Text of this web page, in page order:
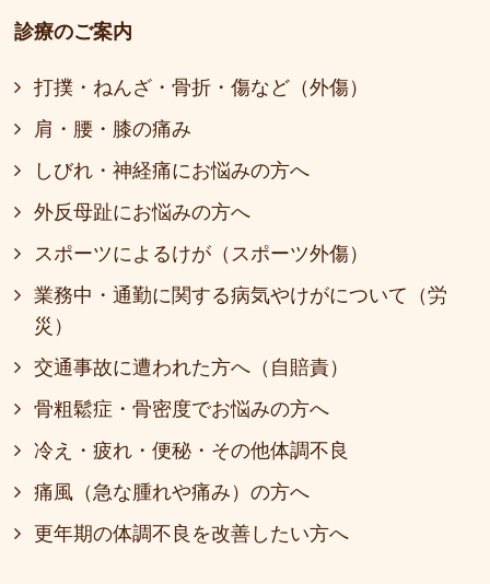
診療のご案内
打撲・ねんざ・骨折・傷など（外傷）
肩・腰・膝の痛み
しびれ・神経痛にお悩みの方へ
外反母趾にお悩みの方へ
スポーツによるけが（スポーツ外傷）
業務中・通勤に関する病気やけがについて（労
災）
交通事故に遭われた方へ（自賠責）
骨粗鬆症・骨密度でお悩みの方へ
冷え・疲れ・便秘・その他体調不良
痛風（急な腫れや痛み）の方へ
更年期の体調不良を改善したい方へ